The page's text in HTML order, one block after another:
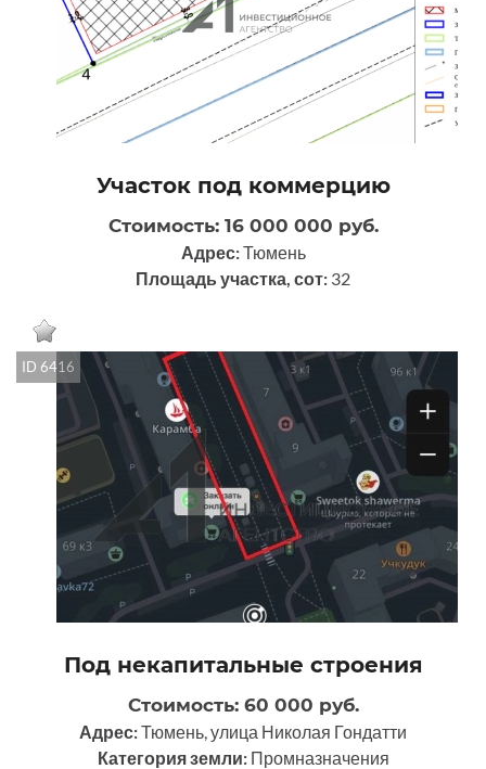
Участок под коммерцию
Стоимость: 16 000 000 руб.
Адрес:Тюмень
Площадь участка, сот: 32
ID 6416
Под некапитальные строения
Стоимость: 60 000 руб.
Адрес:Тюмень, улица Николая Гондатти
Категория земли: Промназначения